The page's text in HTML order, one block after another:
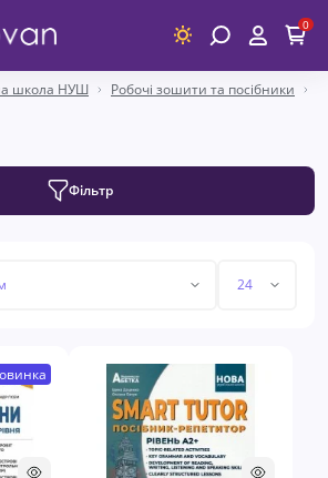
0
школа НУШ Робочі зошити та посібники
Фільтр